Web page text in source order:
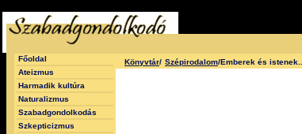
Főoldal
Ateizmus
Harmadik kultúra
Naturalizmus
Szabadgondolkodás
Szkepticizmus
Könyvtár/ Szépirodalom/Emberek és istenek...